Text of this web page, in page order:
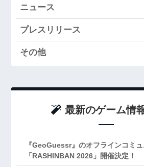
ニュース
プレスリリース
その他
最新のゲーム情
『GeoGuessr』のオフラインコミ
「RASHINBAN 2026」開催決定！